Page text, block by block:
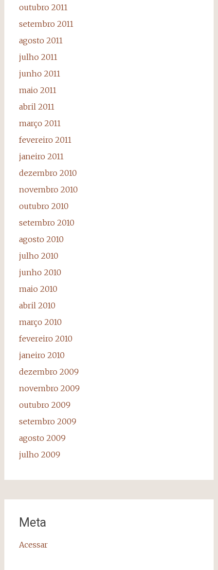
outubro 2011
setembro 2011
agosto 2011
julho 2011
junho 2011
maio 2011
abril 2011
março 2011
fevereiro 2011
janeiro 2011
dezembro 2010
novembro 2010
outubro 2010
setembro 2010
agosto 2010
julho 2010
junho 2010
maio 2010
abril 2010
março 2010
fevereiro 2010
janeiro 2010
dezembro 2009
novembro 2009
outubro 2009
setembro 2009
agosto 2009
julho 2009
Meta
Acessar